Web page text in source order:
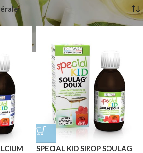
SPECIAL KID SIROP SOULAG